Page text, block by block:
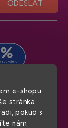
e-shopu
stránka
pokud s
nám